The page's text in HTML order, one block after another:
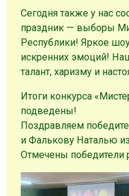
Сегодня также у нас
праздник — выборы
Республики! Яркое
искренних эмоций!
талант, харизму и
Итоги конкурса
подведены!
Поздравляем
и Фалькову Наталью
Отмечены победители